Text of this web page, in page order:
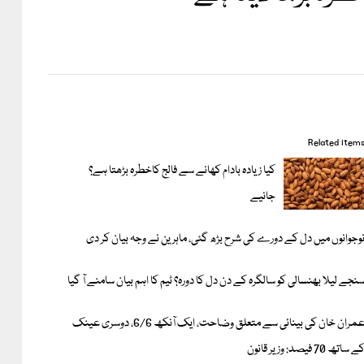
Related items
کیا زیادہ بادام کھانے سے فالج کاخطرہ بڑھتا ہے؟
جانیے
نوجوانوں میں دل کے دورے کی شرح بڑھ گئی، ماہرین نے وجہ بیان کر دی
سنجے لیلا بھنسالی کو سالگرہ کے دن دل کا دورہ؟ ٹیم کا اہم بیان سامنے آ گیا
عمران خان کی بینائی سے متعلق وضاحت، ایک آنکھ 6/6، دوسری عینک
کے ساتھ 70 فیصد: وزیر قانون